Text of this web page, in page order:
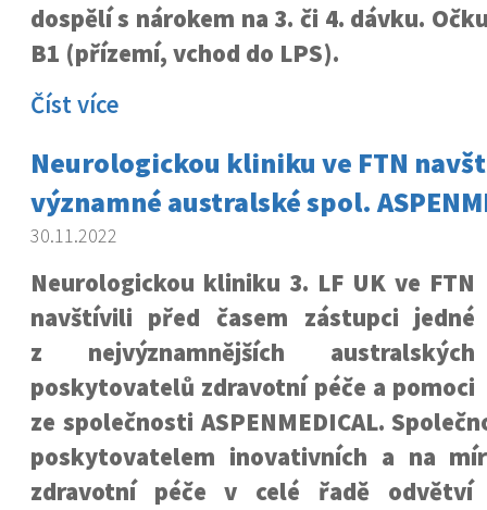
dospělí s nárokem na 3. či 4. dávku.
B1 (přízemí, vchod do LPS).
Číst více
Neurologickou kliniku ve FTN
významné australské spol.
30.11.2022
Neurologickou kliniku 3. LF UK ve FTN
navštívili před časem zástupci jedné
z nejvýznamnějších australských
poskytovatelů zdravotní péče a pomoci
ze společnosti ASPENMEDICAL.
poskytovatelem inovativních a na
zdravotní péče v celé řadě